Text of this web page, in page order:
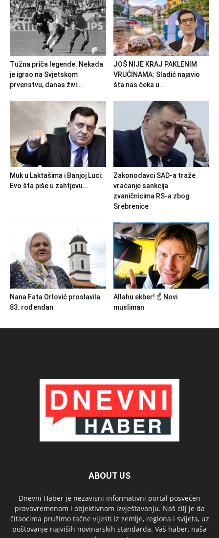
Tužna priča legende: Nekada
je igrao na Svjetskom
prvenstvu, danas živi...
JOŠ NIJE KRAJ PAKLENIM
VRUĆINAMA: Sladić najavio
šta nas čeka u...
Muk u Laktašima i Banjoj Luci:
Evo šta piše u zahtjevu...
Zakonodavci SAD-a traže
vraćanje sankcija
zvaničnicima RS-a zbog
Srebrenice
Nana Fata Orlović proslavila
83. rođendan
Allahu ekber! ☝️ Novi
musliman
ABOUT US
Dnevni Haber je nezavisni informativni portal posvećen
pravovremenom i objektivnom izvještavanju. Naš cilj je da
čitaocima pružimo tačne vijesti iz zemlje, regiona i svijeta, uz
poštovanje najviših novinarskih standarda. Vaš haber, naša